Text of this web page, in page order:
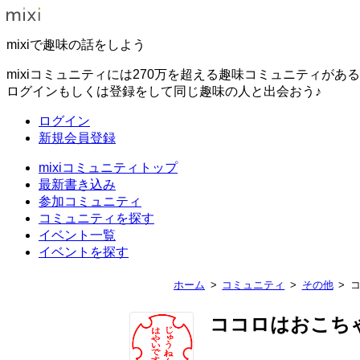
mixiで趣味の話をしよう
mixiコミュニティには270万を超える趣味コミュニティがある
ログインもしくは登録をして同じ趣味の人と出会おう♪
ログイン
新規会員登録
mixiコミュニティトップ
最新書き込み
参加コミュニティ
コミュニティを探す
イベント一覧
イベントを探す
ホーム コミュニティ その他
ココロはおこち